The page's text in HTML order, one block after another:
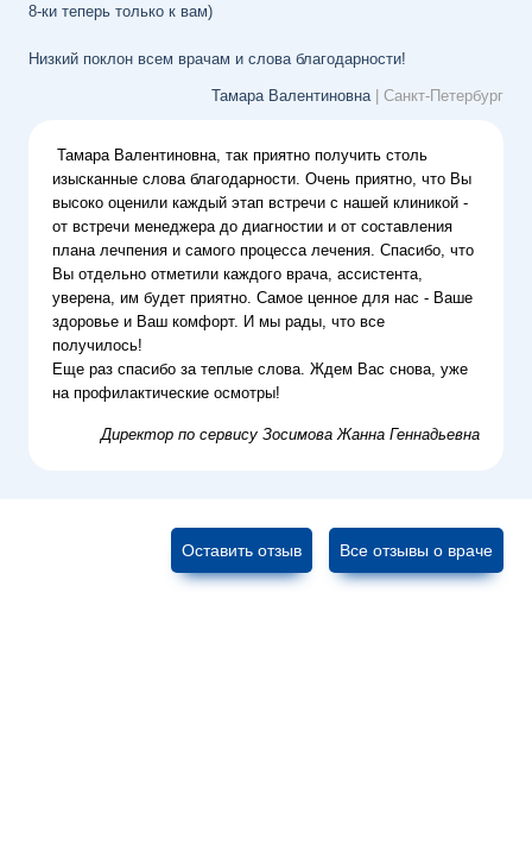
8-ки теперь только к вам)
Низкий поклон всем врачам и слова благодарности!
Тамара Валентиновна | Санкт-Петербург
Тамара Валентиновна, так приятно получить столь
изысканные слова благодарности. Очень приятно, что Вы
высоко оценили каждый этап встречи с нашей клиникой -
от встречи менеджера до диагностии и от составления
плана лечпения и самого процесса лечения. Спасибо, что
Вы отдельно отметили каждого врача, ассистента,
уверена, им будет приятно. Самое ценное для нас - Ваше
здоровье и Ваш комфорт. И мы рады, что все
получилось!
Еще раз спасибо за теплые слова. Ждем Вас снова, уже
на профилактические осмотры!
Директор по сервису Зосимова Жанна Геннадьевна
Оставить отзыв Все отзывы о враче